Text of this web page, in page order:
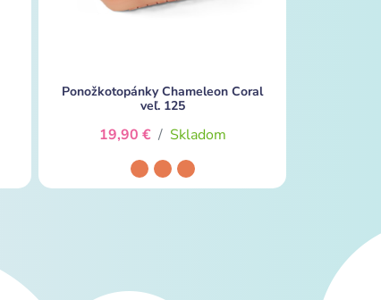
Ponožkotopánky Chameleon Coral
veľ. 125
19,90 € / Skladom